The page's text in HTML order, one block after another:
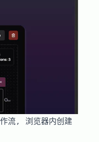
流, 浏览器内创建